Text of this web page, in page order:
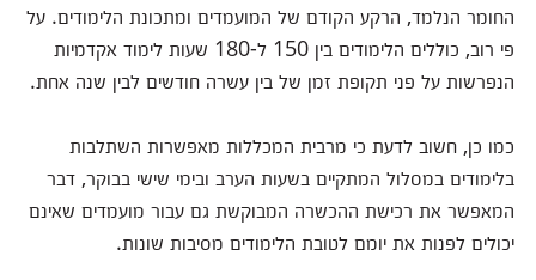
החומר הנלמד, הרקע הקודם של המועמדים ומתכונת הלימודים. על
פי רוב, כוללים הלימודים בין 150 ל-180 שעות לימוד אקדמיות
הנפרשות על פני תקופת זמן של בין עשרה חודשים לבין שנה אחת.
כמו כן, חשוב לדעת כי מרבית המכללות מאפשרות השתלבות
בלימודים במסלול המתקיים בשעות הערב ובימי שישי בבוקר, דבר
המאפשר את רכישת ההכשרה המבוקשת גם עבור מועמדים שאינם
יכולים לפנות את יומם לטובת הלימודים מסיבות שונות.